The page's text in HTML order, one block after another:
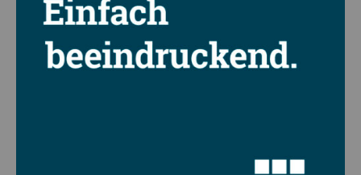
Marketing-Cookies werden von Drittanbietern oder Publishern verwendet,
um personalisierte Werbung anzuzeigen. Sie tun dies, indem sie Besucher
Cookie-Informationen anzeigen